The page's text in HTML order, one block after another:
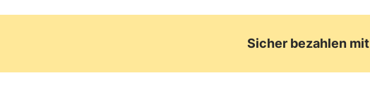
Sicher bezahlen mit